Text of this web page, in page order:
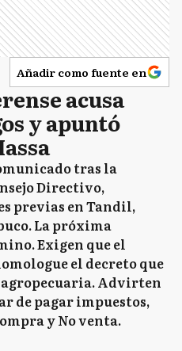
Añadir como fuente en
acusa
y apuntó
tras la
Directivo,
previas en Tandil,
La próxima
Exigen que el
el decreto que
Advirten
de pagar impuestos,
y No venta.